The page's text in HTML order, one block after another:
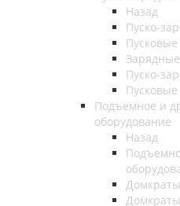
Назад
Пуско-
Пусковые
Пуско-
Подъемное и
оборудование
Назад